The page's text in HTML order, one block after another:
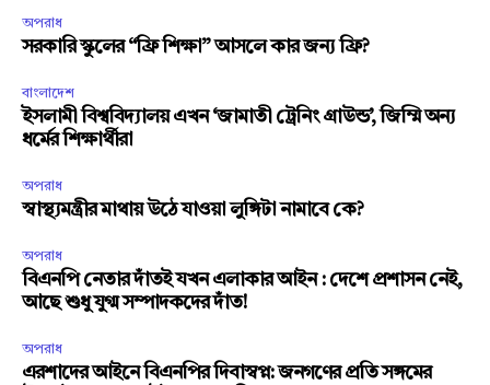
অপরাধ
সরকারি স্কুলের “ফ্রি শিক্ষা” আসলে কার জন্য ফ্রি?
বাংলাদেশ
ইসলামী বিশ্ববিদ্যালয় এখন ‘জামাতী ট্রেনিং গ্রাউন্ড’, জিম্মি অন্য
ধর্মের শিক্ষার্থীরা
অপরাধ
স্বাস্থ্যমন্ত্রীর মাথায় উঠে যাওয়া লুঙ্গিটা নামাবে কে?
অপরাধ
বিএনপি নেতার দাঁতই যখন এলাকার আইন : দেশে প্রশাসন নেই,
আছে শুধু যুগ্ম সম্পাদকদের দাঁত!
অপরাধ
এরশাদের আইনে বিএনপির দিবাস্বপ্ন: জনগণের প্রতি সঙ্গমের